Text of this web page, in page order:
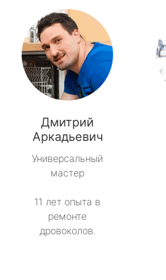
Дмитрий
Аркадьевич
Универсальный
мастер
11 лет опыта в
ремонте
дровоколов.